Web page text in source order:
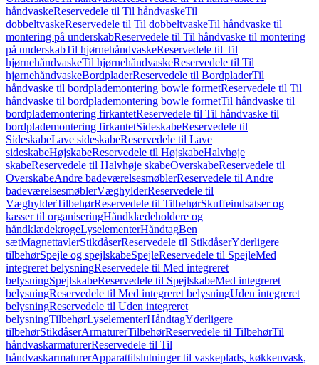
håndvaskeReservedele til Til håndvaskeTil
dobbeltvaskeReservedele til Til dobbeltvaskeTil håndvaske til
montering på underskabReservedele til Til håndvaske til montering
på underskabTil hjørnehåndvaskeReservedele til Til
hjørnehåndvaskeTil hjørnehåndvaskeReservedele til Til
hjørnehåndvaskeBordpladerReservedele til BordpladerTil
håndvaske til bordplademontering bowle formetReservedele til Til
håndvaske til bordplademontering bowle formetTil håndvaske til
bordplademontering firkantetReservedele til Til håndvaske til
bordplademontering firkantetSideskabeReservedele til
SideskabeLave sideskabeReservedele til Lave
sideskabeHøjskabeReservedele til HøjskabeHalvhøje
skabeReservedele til Halvhøje skabeOverskabeReservedele til
OverskabeAndre badeværelsesmøblerReservedele til Andre
badeværelsesmøblerVæghylderReservedele til
VæghylderTilbehørReservedele til TilbehørSkuffeindsatser og
kasser til organiseringHåndklædeholdere og
håndklædekrogeLyselementerHåndtagBen
sætMagnettavlerStikdåserReservedele til StikdåserYderligere
tilbehørSpejle og spejlskabeSpejleReservedele til SpejleMed
integreret belysningReservedele til Med integreret
belysningSpejlskabeReservedele til SpejlskabeMed integreret
belysningReservedele til Med integreret belysningUden integreret
belysningReservedele til Uden integreret
belysningTilbehørLyselementerHåndtagYderligere
tilbehørStikdåserArmaturerTilbehørReservedele til TilbehørTil
håndvaskarmaturerReservedele til Til
håndvaskarmaturerApparattilslutninger til vaskeplads, køkkenvask,